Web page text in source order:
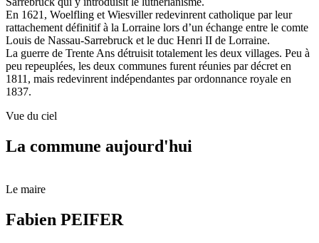
En 1621, Woelfling et Wiesviller redevinrent catholique par leur
rattachement définitif à la Lorraine lors d’un échange entre le comte
Louis de Nassau-Sarrebruck et le duc Henri II de Lorraine.
La guerre de Trente Ans détruisit totalement les deux villages. Peu à
peu repeuplées, les deux communes furent réunies par décret en
1811, mais redevinrent indépendantes par ordonnance royale en
1837.
Vue du ciel
La commune aujourd'hui
Le maire
Fabien PEIFER